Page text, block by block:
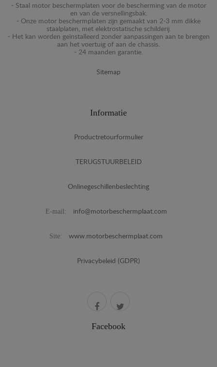
- Staal motor beschermplaten voor de bescherming van de motor
en van de versnellingsbak.
- Onze motor beschermplaten zijn gemaakt van 2-3 mm dikke
staalplaten, met elektrostatische schilderij.
- Het kan worden geïnstalleerd zonder aanpassingen aan te brengen
aan het voertuig of aan de chassis.
- 24 maanden garantie.
Sitemap
Informatie
Productretourformulier
TERUGSTUURBELEID
Onlinegeschillenbeslechting
E-mail: info@motorbeschermplaat.com
Site: www.motorbeschermplaat.com
Privacybeleid (GDPR)
Facebook